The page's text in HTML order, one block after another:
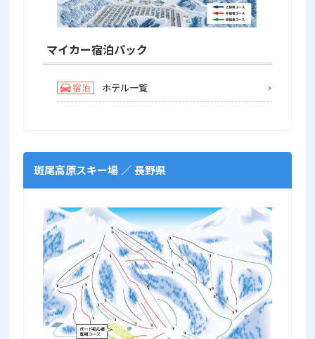
マイカー宿泊パック
ホテル一覧
斑尾高原スキー場 ／ 長野県